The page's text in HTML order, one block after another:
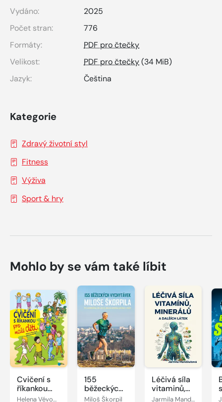
Vydáno:
2025
Počet stran:
776
Formáty:
PDF pro čtečky
Velikost:
PDF pro čtečky(34 MiB)
Jazyk:
Čeština
Kategorie
Zdravý životní styl
Fitness
Výživa
Sport & hry
Mohlo by se vám také líbit
Cvičení s
říkankou
pro malé Helena Vévodová
155
běžeckých
vychytávek
Miloš Škorpil
Léčivá síla
vitaminů,
minerálů aJarmila Mandžuková